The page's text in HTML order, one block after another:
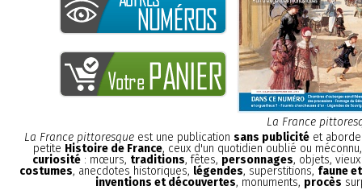
La France
La France pittoresqueest une publication sans publicitéet aborde
petite Histoire de France, ceux d'un quotidien oublié ou
curiosité : mœurs, traditions, fêtes, personnages, objets,
costumes, anecdotes historiques, légendes, superstitions, faune
inventions et découvertes, monuments, procès